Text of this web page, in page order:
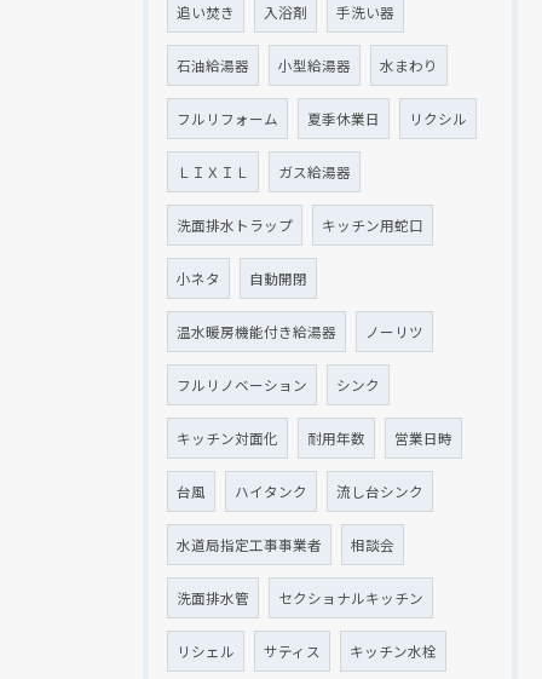
追い焚き 入浴剤 手洗い器
石油給湯器 小型給湯器 水まわり
フルリフォーム 夏季休業日 リクシル
ＬＩＸＩＬ ガス給湯器
洗面排水トラップ キッチン用蛇口
小ネタ 自動開閉
温水暖房機能付き給湯器 ノーリツ
フルリノベーション シンク
キッチン対面化 耐用年数 営業日時
台風 ハイタンク 流し台シンク
水道局指定工事事業者 相談会
洗面排水管 セクショナルキッチン
リシェル サティス キッチン水栓